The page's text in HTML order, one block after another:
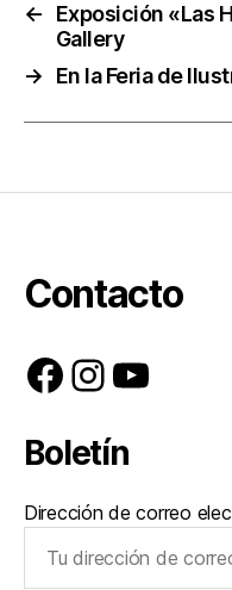
←
Exposición «Las
Gallery
→
En la Feria de
Contacto
Facebook
Boletín
Dirección de correo